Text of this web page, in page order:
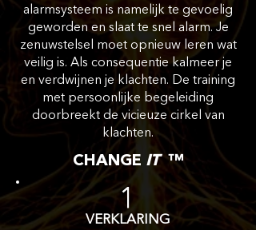
alarmsysteem is namelijk te gevoelig
geworden en slaat te snel alarm. Je
zenuwstelsel moet opnieuw leren wat
veilig is. Als consequentie kalmeer je
en verdwijnen je klachten. De training
met persoonlijke begeleiding
doorbreekt de vicieuze cirkel van
klachten.
CHANGE IT ™
VERKLARING
1